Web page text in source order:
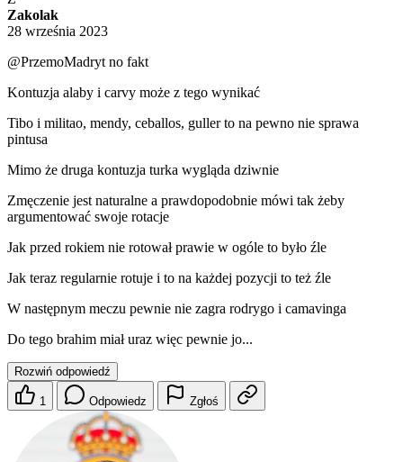
Zakolak
28 września 2023
@PrzemoMadryt no fakt
Kontuzja alaby i carvy może z tego wynikać
Tibo i militao, mendy, ceballos, guller to na pewno nie sprawa
pintusa
Mimo że druga kontuzja turka wygląda dziwnie
Zmęczenie jest naturalne a prawdopodobnie mówi tak żeby
argumentować swoje rotacje
Jak przed rokiem nie rotował prawie w ogóle to było źle
Jak teraz regularnie rotuje i to na każdej pozycji to też źle
W następnym meczu pewnie nie zagra rodrygo i camavinga
Do tego brahim miał uraz więc pewnie jo...
Rozwiń odpowiedź
1 Odpowiedz Zgłoś